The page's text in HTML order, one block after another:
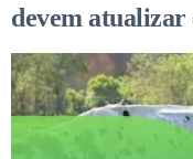
devem atualizar